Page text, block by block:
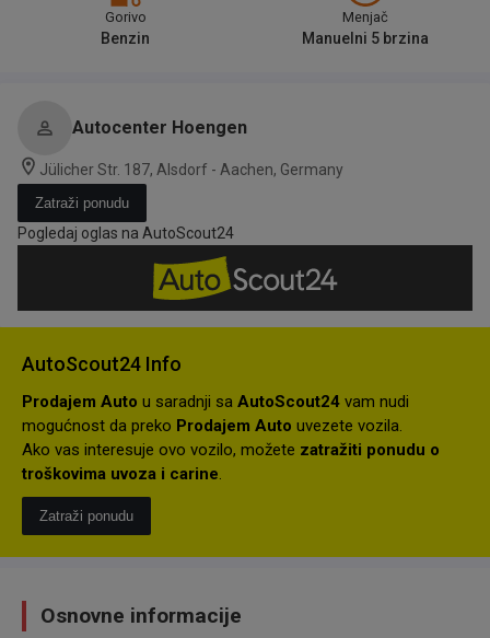
Gorivo
Benzin
Menjač
Manuelni 5 brzina
Autocenter Hoengen
Jülicher Str. 187, Alsdorf - Aachen, Germany
Zatraži ponudu
Pogledaj oglas na AutoScout24
AutoScout24 Info
Prodajem Auto u saradnji sa AutoScout24 vam nudi
mogućnost da preko Prodajem Auto uvezete vozila.
Ako vas interesuje ovo vozilo, možete zatražiti ponudu o
troškovima uvoza i carine.
Zatraži ponudu
Osnovne informacije